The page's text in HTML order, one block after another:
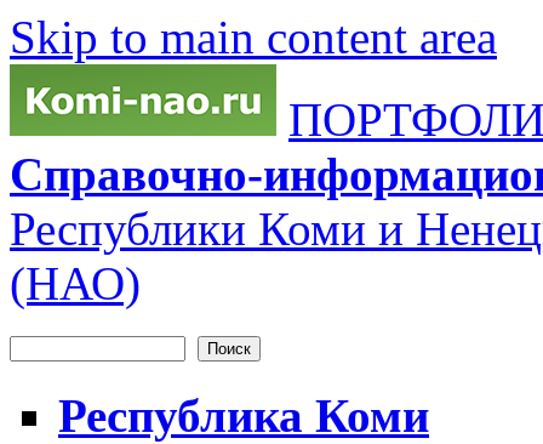
Skip to main content area
Справочно-
Республики Коми и
(НАО)
Форма поиска
Республика Коми